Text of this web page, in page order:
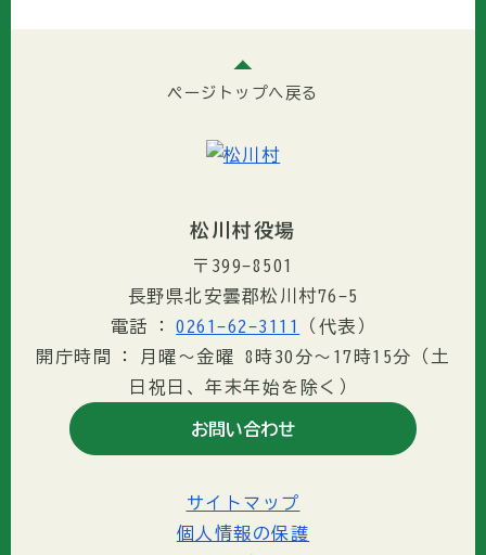
ページトップへ戻る
松川村役場
〒399-8501
長野県北安曇郡松川村76-5
電話
0261-62-3111
（代表）
開庁時間
月曜～金曜 8時30分〜17時15分（土
日祝日、年末年始を除く）
お問い合わせ
サイトマップ
個人情報の保護